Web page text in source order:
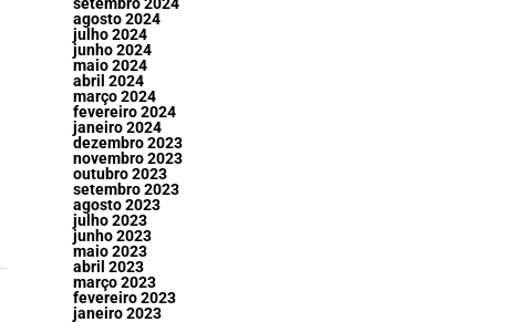
setembro 2024
agosto 2024
julho 2024
junho 2024
maio 2024
abril 2024
março 2024
fevereiro 2024
janeiro 2024
dezembro 2023
novembro 2023
outubro 2023
setembro 2023
agosto 2023
julho 2023
junho 2023
maio 2023
abril 2023
março 2023
fevereiro 2023
janeiro 2023